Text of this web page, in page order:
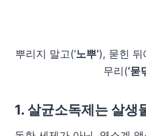
뿌리지 말고(‘노뿌’), 묻힌 뒤
무리(‘묻
1. 살균소독제는 살생